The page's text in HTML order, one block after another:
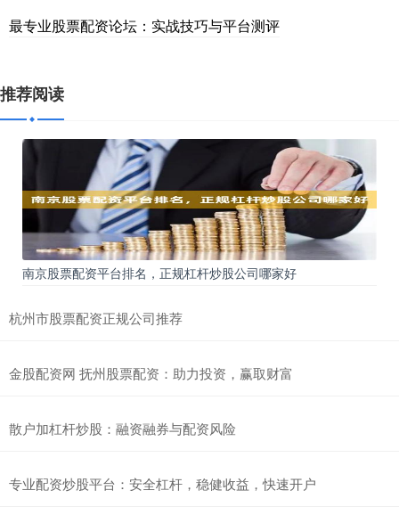
最专业股票配资论坛：实战技巧与平台测评
推荐阅读
南京股票配资平台排名，正规杠杆炒股公司哪家好
杭州市股票配资正规公司推荐
金股配资网 抚州股票配资：助力投资，赢取财富
散户加杠杆炒股：融资融券与配资风险
专业配资炒股平台：安全杠杆，稳健收益，快速开户